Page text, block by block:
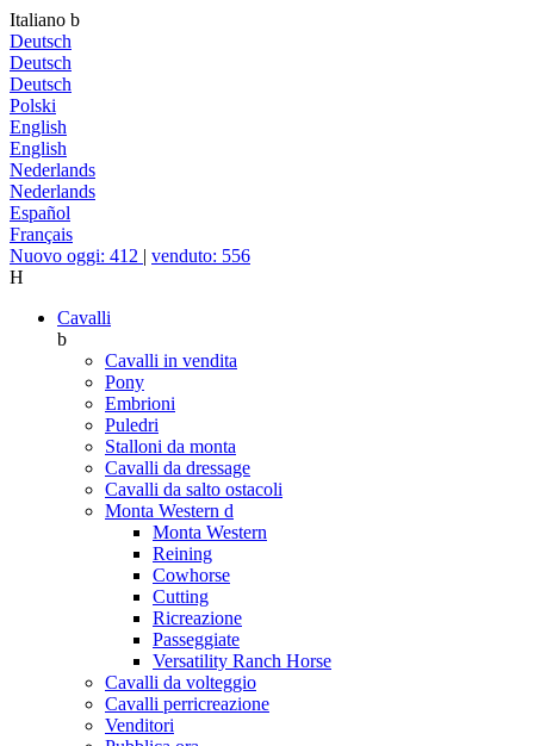
Italiano b
Deutsch
Deutsch
Deutsch
Polski
English
English
Nederlands
Nederlands
Español
Français
Nuovo oggi: 412 | venduto: 556
H
Cavalli
b
Cavalli in vendita
Pony
Embrioni
Puledri
Stalloni da monta
Cavalli da dressage
Cavalli da salto ostacoli
Monta Western d
Monta Western
Reining
Cowhorse
Cutting
Ricreazione
Passeggiate
Versatility Ranch Horse
Cavalli da volteggio
Cavalli perricreazione
Venditori